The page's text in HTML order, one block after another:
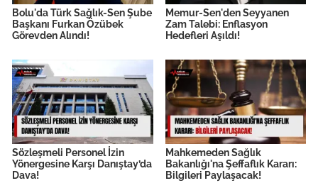
Bolu'da Türk Sağlık-Sen Şube
Başkanı Furkan Özübek
Görevden Alındı!
Memur-Sen'den Seyyanen
Zam Talebi: Enflasyon
Hedefleri Aşıldı!
Sözleşmeli Personel İzin
Yönergesine Karşı Danıştay’da
Dava!
Mahkemeden Sağlık
Bakanlığı'na Şeffaflık Kararı:
Bilgileri Paylaşacak!